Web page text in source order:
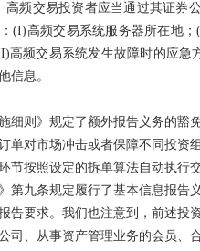
高频交易投资者应当通过其证券
(I)高频交易系统服务器所在地
高频交易系统发生故障时的应急
信息。
细则》规定了额外报告义务的豁
单对市场冲击或者保障不同投资
节按照设定的拆单算法自动执行
第九条规定履行了基本信息报告
告要求。我们也注意到，前述投
司、从事资产管理业务的会员、